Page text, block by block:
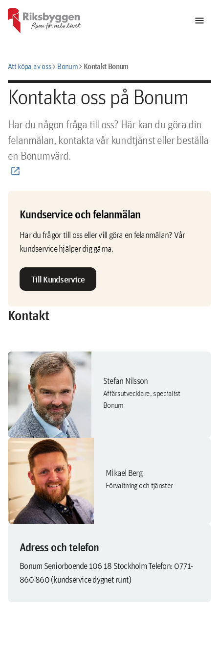
menu
Att köpa av osschevron_rightBonumchevron_rightKontakt Bonum
Kontakta oss på Bonum
Har du någon fråga till oss? Här kan du göra din
felanmälan, kontakta vår kundtjänst eller beställa
en Bonumvärd.
Kundservice och felanmälan
Har du frågor till oss eller vill göra en felanmälan? Vår
kundservice hjälper dig gärna.
Till Kundservice
Kontakt
Stefan Nilsson
Affärsutvecklare, specialist
Bonum
Mikael Berg
Förvaltning och tjänster
Adress och telefon
Bonum Seniorboende 106 18 Stockholm Telefon: 0771-
860 860 (kundservice dygnet runt)